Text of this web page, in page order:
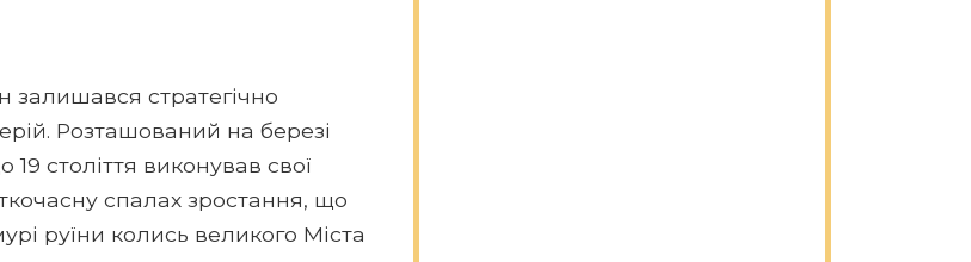
залишався стратегічно
Розташований на березі
століття виконував свої
спалах зростання, що
руїни колись великого Міста